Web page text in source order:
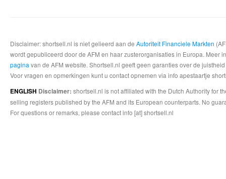
Disclaimer: shortsell.nl is niet gelieerd aan de Autoriteit Financiele Markten
wordt gepubliceerd door de AFM en haar zusterorganisaties in Europa.
pagina van de AFM website. Shortsell.nl geeft geen garanties over de
Voor vragen en opmerkingen kunt u contact opnemen via info apestaartje
ENGLISH Disclaimer: shortsell.nl is not affiliated with the Dutch Authority for
selling registers published by the AFM and its European counterparts. No
For questions or remarks, please contact info [at] shortsell.nl